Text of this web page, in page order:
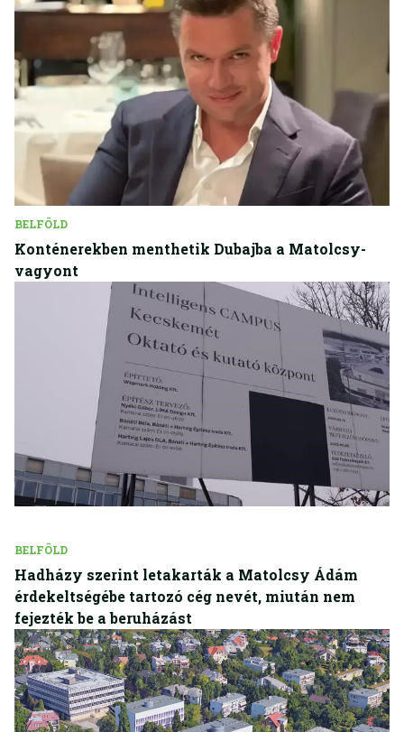
BELFÖLD
Konténerekben menthetik Dubajba a Matolcsy-
vagyont
BELFÖLD
Hadházy szerint letakarták a Matolcsy Ádám
érdekeltségébe tartozó cég nevét, miután nem
fejezték be a beruházást